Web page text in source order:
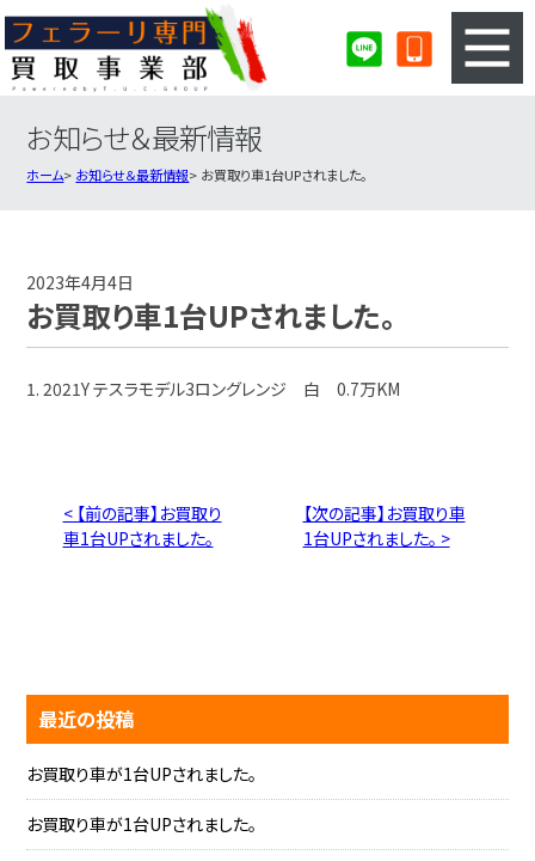
3ステップのカンタン査定
フェラーリ買取実績
お知らせ＆最新情報
ホーム お知らせ＆最新情報 お買取り車1台UPされました。
2023年4月4日
お買取り車1台UPされました。
1. 2021Y テスラモデル3ロングレンジ 白 0.7万KM
< 【前の記事】お買取り
車1台UPされました。
【次の記事】お買取り車
1台UPされました。 >
最近の投稿
お買取り車が1台UPされました。
お買取り車が1台UPされました。